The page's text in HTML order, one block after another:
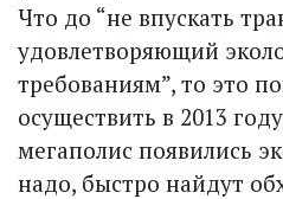
Что до “не впускать
удовлетворяющий
требованиям”, то это
осуществить в 2013
мегаполис появились
надо, быстро найдут